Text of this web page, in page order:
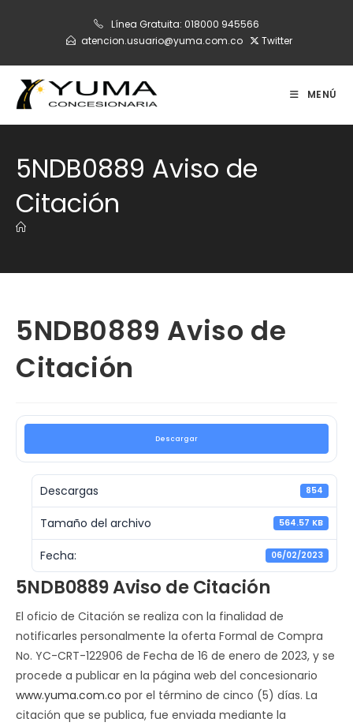
Línea Gratuita: 018000 945566
atencion.usuario@yuma.com.co
Twitter
MENÚ
5NDB0889 Aviso de
Citación
5NDB0889 Aviso de
Citación
Descargar
Descargas 854
Tamaño del archivo 564.57 KB
Fecha: 06/02/2023
5NDB0889 Aviso de Citación
El oficio de Citación se realiza con la finalidad de
notificarles personalmente la oferta Formal de Compra
No. YC-CRT-122906 de Fecha de 16 de enero de 2023, y se
procede a publicar en la página web del concesionario
www.yuma.com.co por el término de cinco (5) días. La
citación que se publica, fue enviada mediante la